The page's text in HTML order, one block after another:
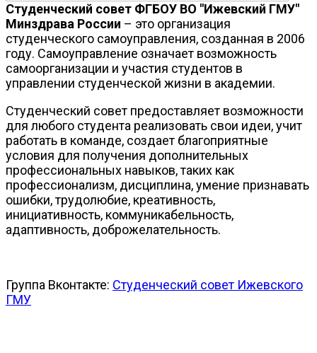
Студенческий совет ФГБОУ ВО "Ижевский ГМУ"
Минздрава России – это организация
студенческого самоуправления, созданная в 2006
году. Самоуправление означает возможность
самоорганизации и участия студентов в
управлении студенческой жизни в академии.
Студенческий совет предоставляет возможности
для любого студента реализовать свои идеи, учит
работать в команде, создает благоприятные
условия для получения дополнительных
профессиональных навыков, таких как
профессионализм, дисциплина, умение признавать
ошибки, трудолюбие, креативность,
инициативность, коммуникабельность,
адаптивность, доброжелательность.
Группа Вконтакте: Студенческий совет Ижевского
ГМУ